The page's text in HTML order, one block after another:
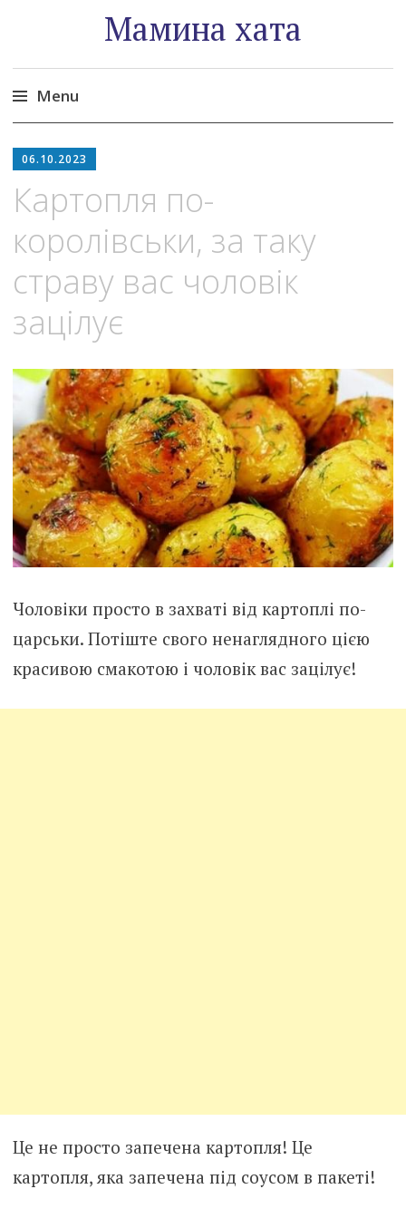
Мамина хата
Menu
to
06.10.2023
Картопля по-
королівськи, за таку
страву вас чоловік
зацілує
Чоловіки просто в захваті від картоплі по-
царськи. Потіште свого ненаглядного цією
красивою смакотою і чоловік вас зацілує!
Це не просто запечена картопля! Це
картопля, яка запечена під соусом в пакеті!